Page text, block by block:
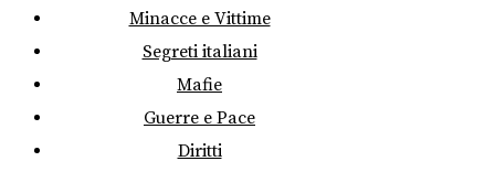
Minacce e Vittime
Segreti italiani
Mafie
Guerre e Pace
Diritti